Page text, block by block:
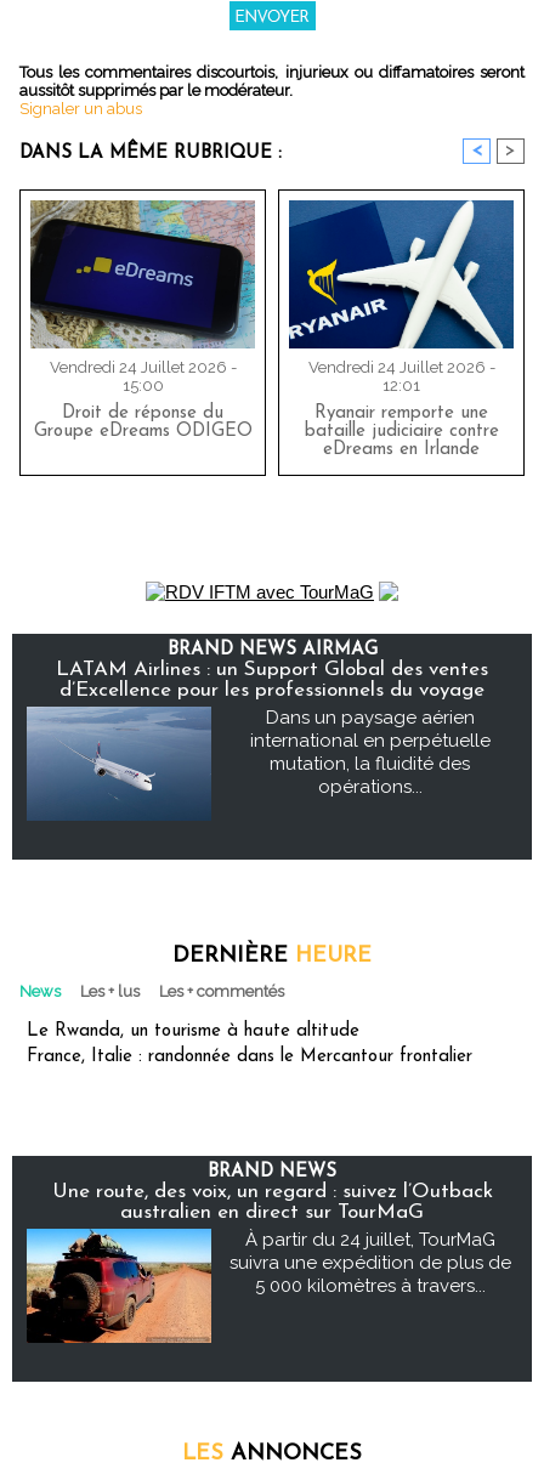
Tous les commentaires discourtois, injurieux ou diffamatoires seront
aussitôt supprimés par le modérateur.
Signaler un abus
DANS LA MÊME RUBRIQUE : < >
Vendredi 24 Juillet 2026 -
15:00
Droit de réponse du
Groupe eDreams ODIGEO
Vendredi 24 Juillet 2026 -
12:01
Ryanair remporte une
bataille judiciaire contre
eDreams en Irlande
BRAND NEWS AIRMAG
LATAM Airlines : un Support Global des ventes
d’Excellence pour les professionnels du voyage
Dans un paysage aérien
international en perpétuelle
mutation, la fluidité des
opérations...
DERNIÈRE HEURE
News Les + lus Les + commentés
Le Rwanda, un tourisme à haute altitude
France, Italie : randonnée dans le Mercantour frontalier
BRAND NEWS
Une route, des voix, un regard : suivez l’Outback
australien en direct sur TourMaG
À partir du 24 juillet, TourMaG
suivra une expédition de plus de
5 000 kilomètres à travers...
LES ANNONCES